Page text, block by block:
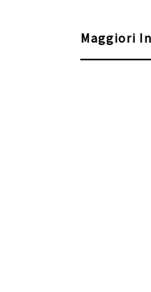
Maggiori